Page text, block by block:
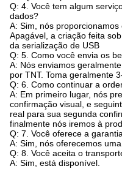
Q: 4. Você tem algum
dados?
A: Sim, nós
Apagável, a criação feita
da serialização de USB
Q: 5. Como você envia os
A: Nós enviamos
por TNT. Toma geralmente
Q: 6. Como continuar a
A: Em primeiro lugar, nós
confirmação visual, e
real para sua segunda
finalmente nós iremos à
Q: 7. Você oferece a
A: Sim, nós oferecemos
Q: 8. Você aceita o
A: Sim, está disponível.